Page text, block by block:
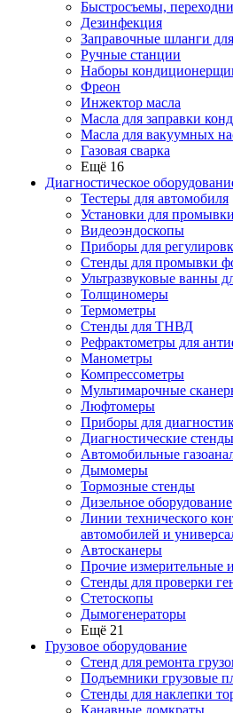
Быстросъемы,
Дезинфекция
Заправочные шланги
Ручные станции
Наборы
Фреон
Инжектор масла
Масла для заправки
Масла для вакуумных
Газовая сварка
Ещё 16
Диагностическое
Тестеры для автомобиля
Установки для
Видеоэндоскопы
Приборы для
Стенды для промывки
Ультразвуковые ванны
Толщиномеры
Термометры
Стенды для ТНВД
Рефрактометры для
Манометры
Компрессометры
Мультимарочные
Люфтомеры
Приборы для
Диагностические стенды
Автомобильные
Дымомеры
Тормозные стенды
Дизельное оборудование
Линии технического
автомобилей и
Автосканеры
Прочие измерительные
Стенды для проверки
Стетоскопы
Дымогенераторы
Ещё 21
Грузовое оборудование
Стенд для ремонта
Подъемники грузовые
Стенды для наклепки
Канавные домкраты